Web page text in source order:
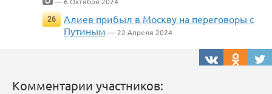
26
Алиев прибыл в Москву на переговоры с
Путиным — 22 Апреля 2024
Комментарии участников: